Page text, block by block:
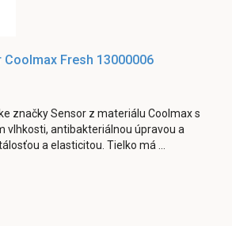
Fresh 13000006
značky Sensor z materiálu Coolmax s
vlhkosti, antibakteriálnou úpravou a
a elasticitou. Tielko má ...